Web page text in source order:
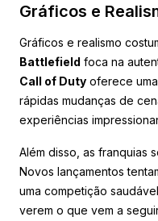
Gráficos e
Gráficos e realismo
Battlefield foca na
Call of Duty oferece
rápidas mudanças de
experiências
Além disso, as franquias
Novos lançamentos
uma competição
verem o que vem a